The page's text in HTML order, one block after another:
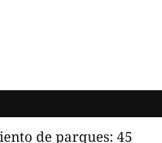
de parques: 45